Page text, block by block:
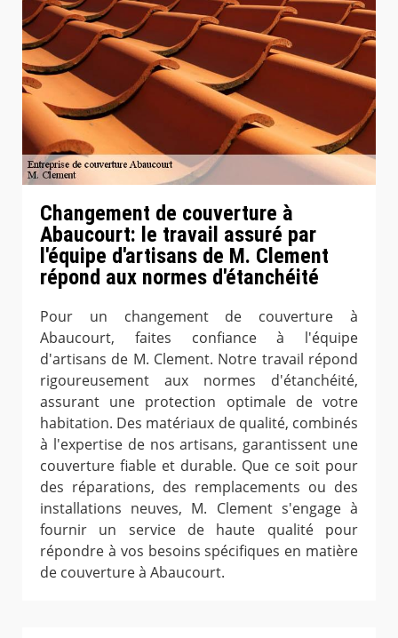
Changement de couverture à
Abaucourt: le travail assuré par
l'équipe d'artisans de M. Clement
répond aux normes d'étanchéité
Pour un changement de couverture à
Abaucourt, faites confiance à l'équipe
d'artisans de M. Clement. Notre travail répond
rigoureusement aux normes d'étanchéité,
assurant une protection optimale de votre
habitation. Des matériaux de qualité, combinés
à l'expertise de nos artisans, garantissent une
couverture fiable et durable. Que ce soit pour
des réparations, des remplacements ou des
installations neuves, M. Clement s'engage à
fournir un service de haute qualité pour
répondre à vos besoins spécifiques en matière
de couverture à Abaucourt.